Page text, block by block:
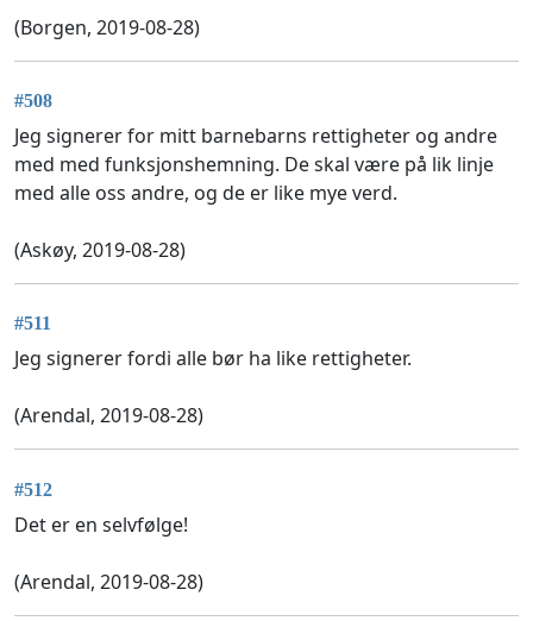
(Borgen, 2019-08-28)
#508
Jeg signerer for mitt barnebarns rettigheter og andre
med med funksjonshemning. De skal være på lik linje
med alle oss andre, og de er like mye verd.
(Askøy, 2019-08-28)
#511
Jeg signerer fordi alle bør ha like rettigheter.
(Arendal, 2019-08-28)
#512
Det er en selvfølge!
(Arendal, 2019-08-28)